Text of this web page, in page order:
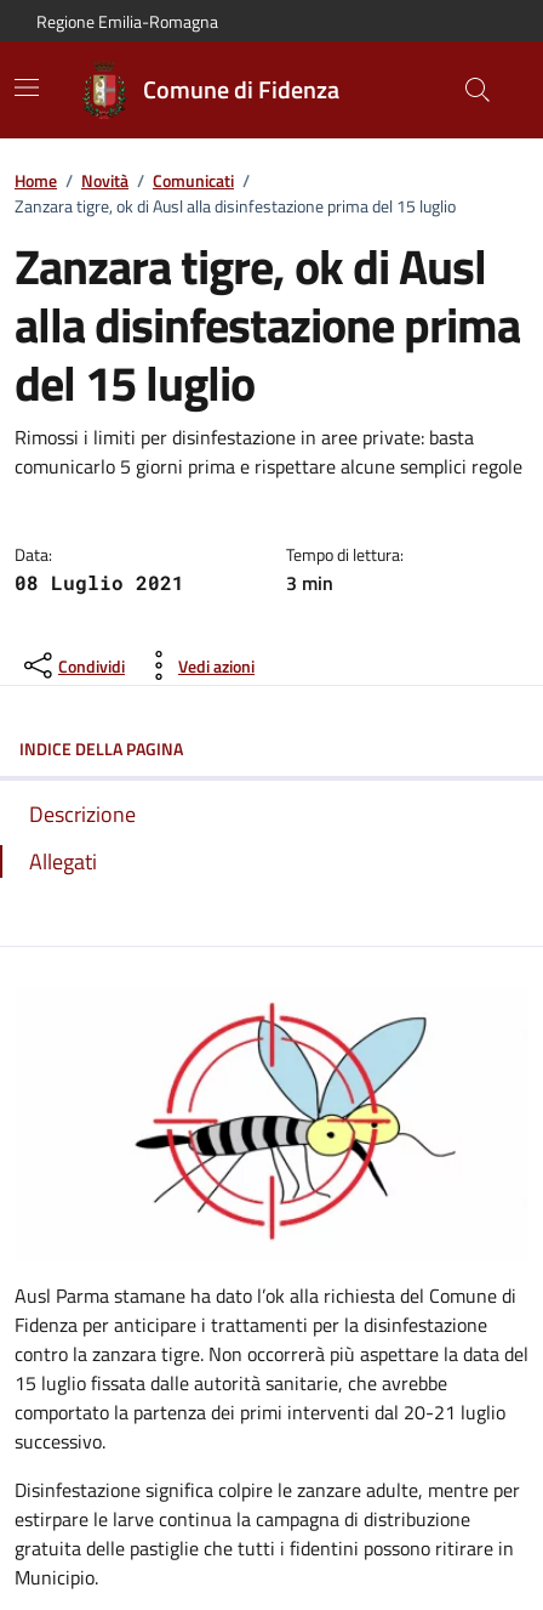
Vai al contenuto principale
Vai alla navigazione del sito
Vai al piede di pagina
Regione Emilia-Romagna
Comune di Fidenza
Home / Novità / Comunicati /
Zanzara tigre, ok di Ausl alla disinfestazione prima del 15 luglio
Zanzara tigre, ok di Ausl
alla disinfestazione prima
del 15 luglio
Dettagli del comunicato:
Rimossi i limiti per disinfestazione in aree private: basta
comunicarlo 5 giorni prima e rispettare alcune semplici regole
Data:
08 Luglio 2021
Tempo di lettura:
3 min
Condividi Vedi azioni
INDICE DELLA PAGINA
Descrizione
Allegati
Ausl Parma stamane ha dato l’ok alla richiesta del Comune di
Fidenza per anticipare i trattamenti per la disinfestazione
contro la zanzara tigre. Non occorrerà più aspettare la data del
15 luglio fissata dalle autorità sanitarie, che avrebbe
comportato la partenza dei primi interventi dal 20-21 luglio
successivo.
Disinfestazione significa colpire le zanzare adulte, mentre per
estirpare le larve continua la campagna di distribuzione
gratuita delle pastiglie che tutti i fidentini possono ritirare in
Municipio.